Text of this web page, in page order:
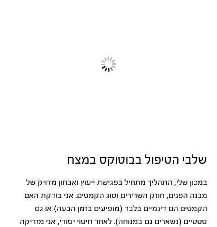
שלבי הטיפול בבוטוקס במצח
במכון שלי, התהליך מתחיל בפגישת ייעוץ ואבחון מדויק של
מבנה הפנים, חוזק השרירים וסוג הקמטים. אני בודקת האם
הקמטים הם דינמיים בלבד (מופיעים בזמן הבעה) או גם
סטטיים (נשארים גם במנוחה). לאחר חיטוי יסודי, אני מזריקה